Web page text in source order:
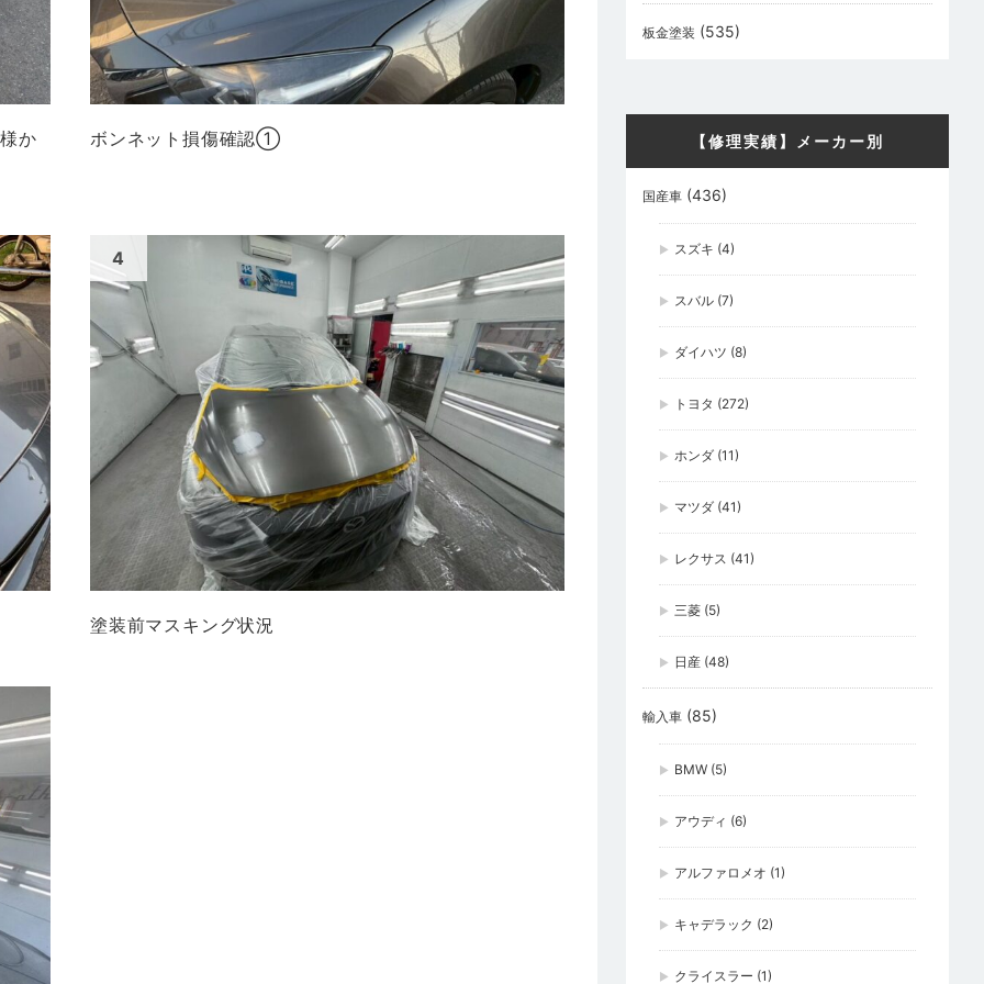
か ボンネット損傷確認①
塗装前マスキング状況
板金塗装 (535)
【修理実績】メーカー別
国産車(436)
スズキ (4)
スバル(7)
ダイハツ (8)
トヨタ (272)
ホンダ(11)
マツダ(41)
レクサス (41)
三菱(5)
日産(48)
輸入車(85)
BMW(5)
アウディ (6)
アルファロメオ (1)
キャデラック (2)
クライスラー (1)